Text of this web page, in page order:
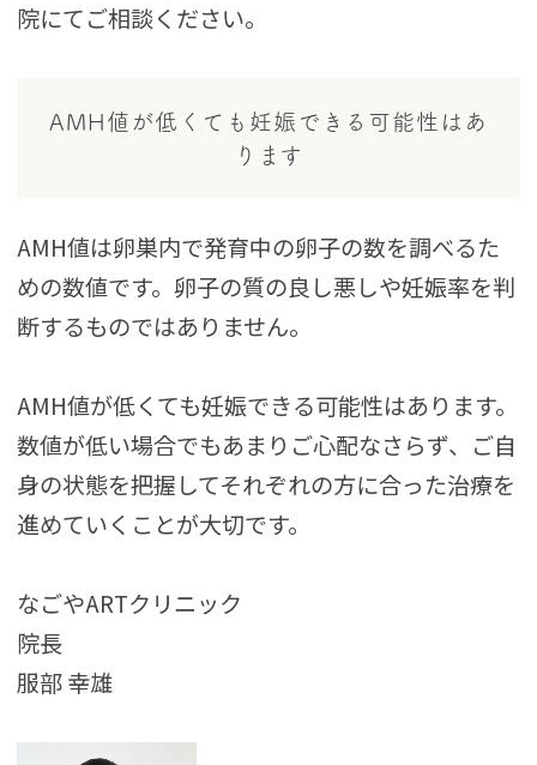
院にてご相談ください。
AMH値が低くても妊娠できる可能性はあ
ります
AMH値は卵巣内で発育中の卵子の数を調べるた
めの数値です。卵子の質の良し悪しや妊娠率を判
断するものではありません。
AMH値が低くても妊娠できる可能性はあります。
数値が低い場合でもあまりご心配なさらず、ご自
身の状態を把握してそれぞれの方に合った治療を
進めていくことが大切です。
なごやARTクリニック
院長
服部 幸雄